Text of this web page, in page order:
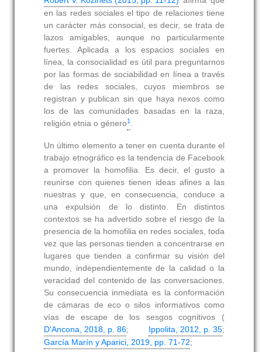
en las redes sociales el tipo de relaciones tiene
un carácter más consocial, es decir, se trata de
lazos amigables, aunque no particularmente
fuertes. Aplicada a los espacios sociales en
línea, la consocialidad es útil para preguntarnos
por las formas de sociabilidad en línea a través
de las redes sociales, cuyos miembros se
registran y publican sin que haya nexos como
los de las comunidades basadas en la raza,
religión etnia o género1
Un último elemento a tener en cuenta durante el
trabajo etnográfico es la tendencia de Facebook
a promover la homofilia. Es decir, el gusto a
reunirse con quienes tienen ideas afines a las
nuestras y que, en consecuencia, conduce a
una expulsión de lo distinto. En distintos
contextos se ha advertido sobre el riesgo de la
presencia de la homofilia en redes sociales, toda
vez que las personas tienden a concentrarse en
lugares que tienden a confirmar su visión del
mundo, independientemente de la calidad o la
veracidad del contenido de las conversaciones.
Su consecuencia inmediata es la conformación
de cámaras de eco o silos informativos como
vías de escape de los sesgos cognitivos (
D'Ancona, 2018, p. 86; Ippolita, 2012, p. 35;
García Marín y Aparici, 2019, pp. 71-72;